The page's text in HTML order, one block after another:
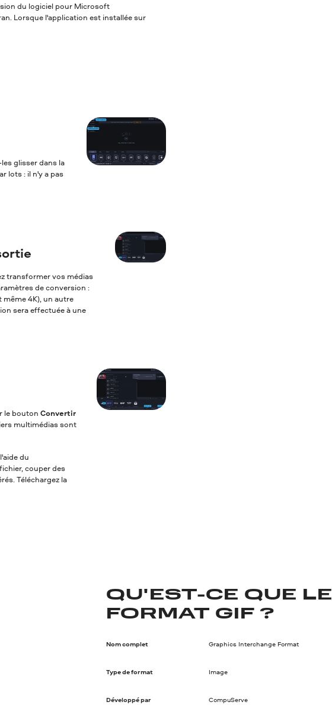
du logiciel pour Microsoft
Lorsque l'application est installée sur
glisser dans la
lots : il n'y a pas
transformer vos médias
de conversion :
4K), un autre
sera effectuée à une
le bouton Convertir
multimédias sont
du
couper des
Téléchargez la
QU'EST-CE QUE LE
FORMAT GIF ?
Nom complet Graphics Interchange Format
Type de format Image
Développé par CompuServe